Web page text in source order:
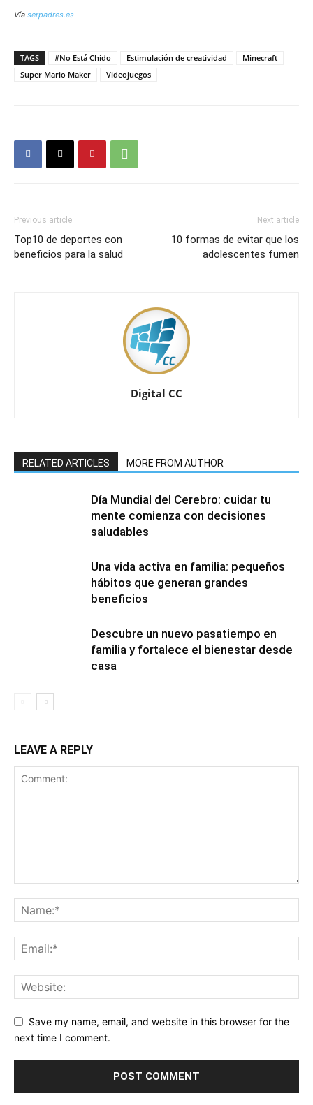
Vía serpadres.es
TAGS #No Está Chido Estimulación de creatividad
Minecraft
Super Mario Maker
Videojuegos
Previous article
Top10 de deportes con
beneficios para la salud
Next article
10 formas de evitar que los
adolescentes fumen
Digital CC
RELATED ARTICLES MORE FROM AUTHOR
Día Mundial del Cerebro: cuidar tu
mente comienza con decisiones
saludables
Una vida activa en familia: pequeños
hábitos que generan grandes
beneficios
Descubre un nuevo pasatiempo en
familia y fortalece el bienestar desde
casa
LEAVE A REPLY
Save my name, email, and website in this browser for the
next time I comment.